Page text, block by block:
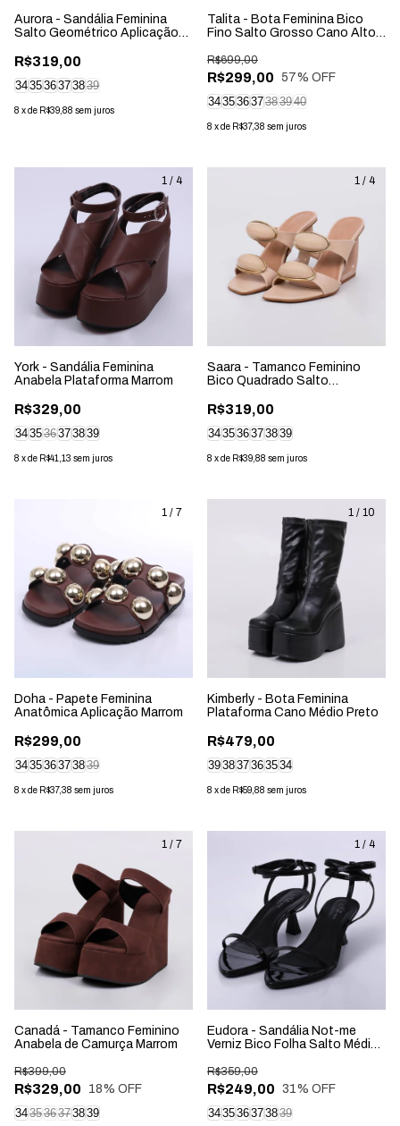
Aurora - Sandália Feminina
Salto Geométrico Aplicação
R$319,00
343536373839
8 xde R$39,88 sem juros
Talita - Bota Feminina Bico
Fino Salto Grosso Cano Alto
R$299,00
R$699,00
57% OFF
34353637383940
8 xde R$37,38 sem juros
1 / 4
York - Sandália Feminina
Anabela Plataforma Marrom
R$329,00
343536373839
8 xde R$41,13 sem juros
1 / 4
Saara - Tamanco Feminino
Bico Quadrado Salto
R$319,00
343536373839
8 xde R$39,88 sem juros
1 / 7
Doha - Papete Feminina
Anatômica Aplicação Marrom
R$299,00
343536373839
8 xde R$37,38 sem juros
1 / 10
Kimberly - Bota Feminina
Plataforma Cano Médio Preto
R$479,00
393837363534
8 xde R$59,88 sem juros
1 / 7
Canadá - Tamanco Feminino
Anabela de Camurça Marrom
R$329,00
R$399,00
18% OFF
343536373839
1 / 4
Eudora - Sandália Not-me
Verniz Bico Folha Salto Médio
R$249,00
R$359,00
31 % OFF
343536373839